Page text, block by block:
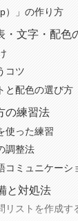
）」の作り方
文字・配色
コツ
と配色の選び方
の練習法
使った練習
調整法
ミュニケーシ
と対処法
リストを作成す